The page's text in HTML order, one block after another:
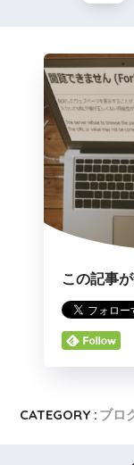
この記事
CATEGORY : ブロ